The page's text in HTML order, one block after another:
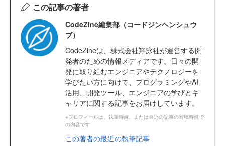
この記事の著者
CodeZine編集部（コードジンヘンシュウ
ブ）
CodeZineは、株式会社翔泳社が運営する開
発者のための情報メディアです。日々の開
発に取り組むエンジニアやテクノロジーを
学びたい方に向けて、プログラミングやAI
活用、開発ツール、エンジニアの学びとキ
ャリアに関する記事をお届けしています。
※プロフィールは、執筆時点、または直近の記事の寄稿時点で
の内容です
この著者の最近の執筆記事